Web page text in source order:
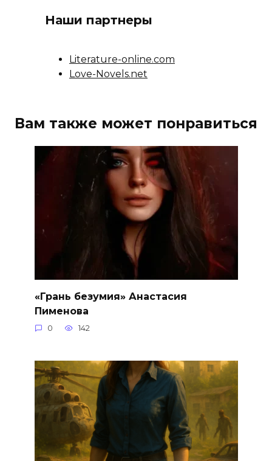
Наши партнеры
Literature-online.com
Love-Novels.net
Вам также может понравиться
«Грань безумия» Анастасия
Пименова
0 142